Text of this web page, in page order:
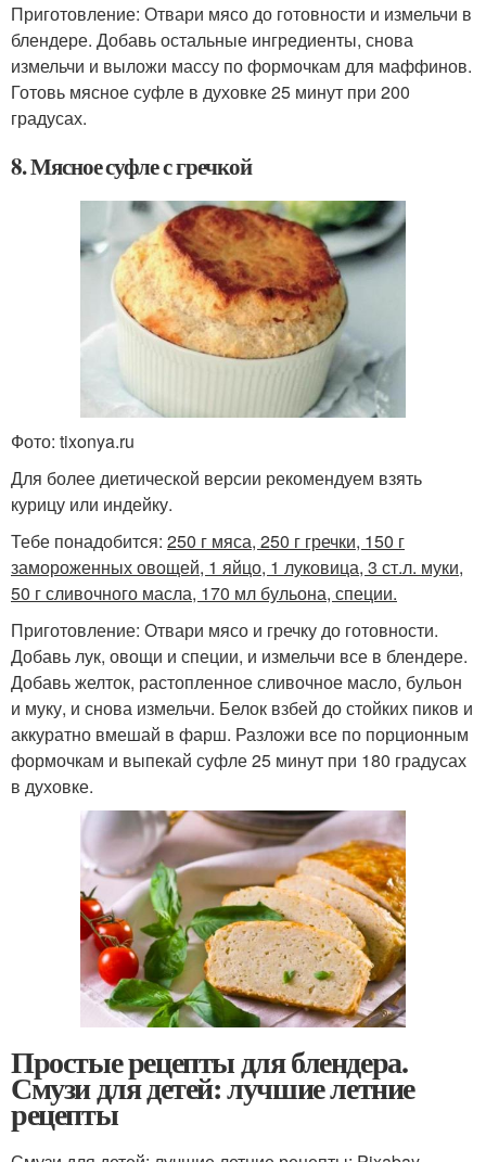
Приготовление: Отвари мясо до готовности и измельчи в
блендере. Добавь остальные ингредиенты, снова
измельчи и выложи массу по формочкам для маффинов.
Готовь мясное суфле в духовке 25 минут при 200
градусах.
8. Мясное суфле с гречкой
Фото: tixonya.ru
Для более диетической версии рекомендуем взять
курицу или индейку.
Тебе понадобится: 250 г мяса, 250 г гречки, 150 г
замороженных овощей, 1 яйцо, 1 луковица, 3 ст.л. муки,
50 г сливочного масла, 170 мл бульона, специи.
Приготовление: Отвари мясо и гречку до готовности.
Добавь лук, овощи и специи, и измельчи все в блендере.
Добавь желток, растопленное сливочное масло, бульон
и муку, и снова измельчи. Белок взбей до стойких пиков и
аккуратно вмешай в фарш. Разложи все по порционным
формочкам и выпекай суфле 25 минут при 180 градусах
в духовке.
Простые рецепты для блендера.
Смузи для детей: лучшие летние
рецепты